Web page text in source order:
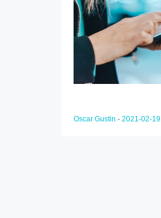
Oscar Gustin - 2021-02-19